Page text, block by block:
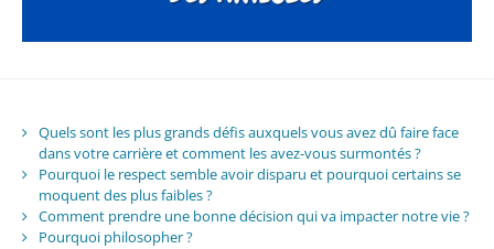
Quels sont les plus grands défis auxquels vous avez dû faire face
dans votre carrière et comment les avez-vous surmontés ?
Pourquoi le respect semble avoir disparu et pourquoi certains se
moquent des plus faibles ?
Comment prendre une bonne décision qui va impacter notre vie ?
Pourquoi philosopher ?